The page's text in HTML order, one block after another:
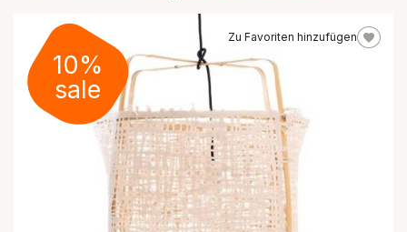
Zu Favoriten hinzufügen
10%
sale